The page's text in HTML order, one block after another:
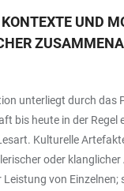
UND
unterliegt durch das
bis heute in der Regel
Kulturelle
oder
Leistung von Einzelnen;